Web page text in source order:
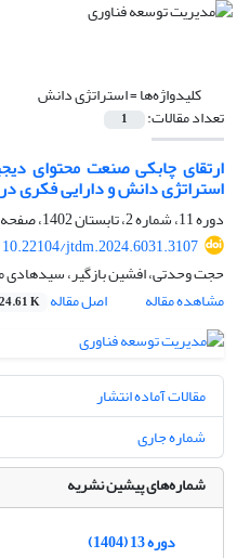
کلیدواژه‌ها =استراتژی دانش
تعداد مقالات: 1
ارتقای چابکی صنعت محتوای
استراتژی دانش و دارایی فکری در
دوره 11، شماره 2، تابستان 1402، صفحه
10.22104/jtdm.2024.6031.3107
حجت وحدتی، افشین بازگیر، سیدهادی
مشاهده مقاله
اصل مقاله K
مقالات آماده انتشار
شماره جاری
شماره‌های پیشین نشریه
دوره 13 (1404)